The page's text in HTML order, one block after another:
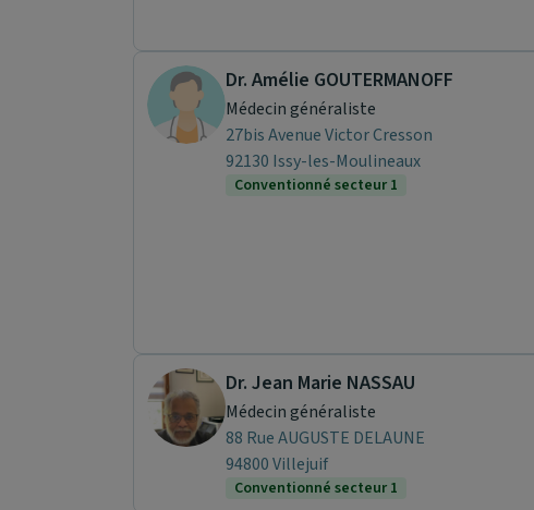
Dr. Amélie GOUTERMANOFF
Médecin généraliste
27bis Avenue Victor Cresson
92130 Issy-les-Moulineaux
Conventionné secteur 1
Dr. Jean Marie NASSAU
Médecin généraliste
88 Rue AUGUSTE DELAUNE
94800 Villejuif
Conventionné secteur 1